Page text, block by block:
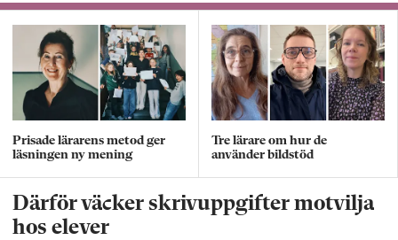
Prisade lärarens metod ger
läsningen ny mening
Tre lärare om hur de
använder bildstöd
Därför väcker skrivuppgifter motvilja
hos elever